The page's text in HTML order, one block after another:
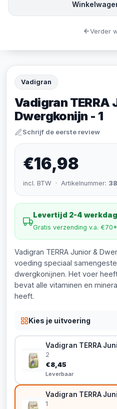
Vadigran
Vadigran TERRA
Dwergkonijn - 1
Schrijf de eerste review
€16,98
incl. BTW · Artikelnummer:
Levertijd 2-4
Gratis verzending v.a. €70*
Vadigran TERRA Junior &
voeding speciaal
dwergkonijnen. Het voer
bevat alle vitaminen en
heeft.
Kies je uitvoering
Vadigran TERRA
2
€8,45
Leverbaar
Vadigran TERRA
1
Verder